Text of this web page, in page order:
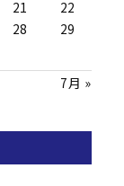
21
22
28
29
7月 »